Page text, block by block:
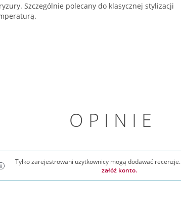
Szczególnie polecany do klasycznej stylizacji
OPINIE
Tylko zarejestrowani użytkownicy mogą dodawać recenzje.
załóż konto.